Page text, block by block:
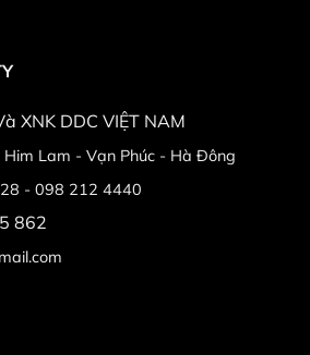
XNK DDC VIỆT NAM
Lam - Vạn Phúc - Hà Đông
- 098 212 4440
862